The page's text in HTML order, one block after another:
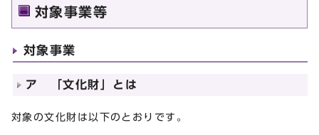
対象事業等
対象事業
ア 「文化財」とは
対象の文化財は以下のとおりです。